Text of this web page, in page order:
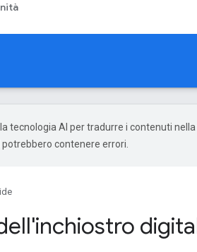
tecnologia AI per tradurre i contenuti
contenere errori.